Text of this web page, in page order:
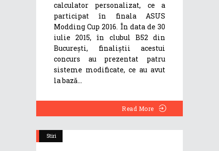
calculator personalizat, ce a
participat în finala ASUS
Modding Cup 2016. În data de 30
iulie 2015, în clubul B52 din
București, finaliștii acestui
concurs au prezentat patru
sisteme modificate, ce au avut
la bază
Read More
Stiri